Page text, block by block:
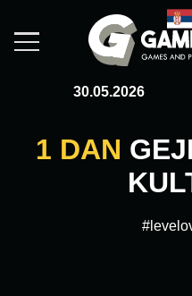
30.05.2026
1 DAN